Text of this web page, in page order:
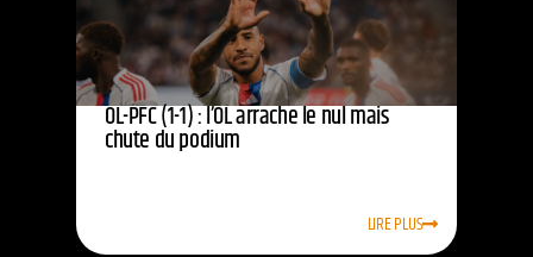
OL-PFC (1-1) : l’OL arrache le nul mais
chute du podium
LIRE PLUS